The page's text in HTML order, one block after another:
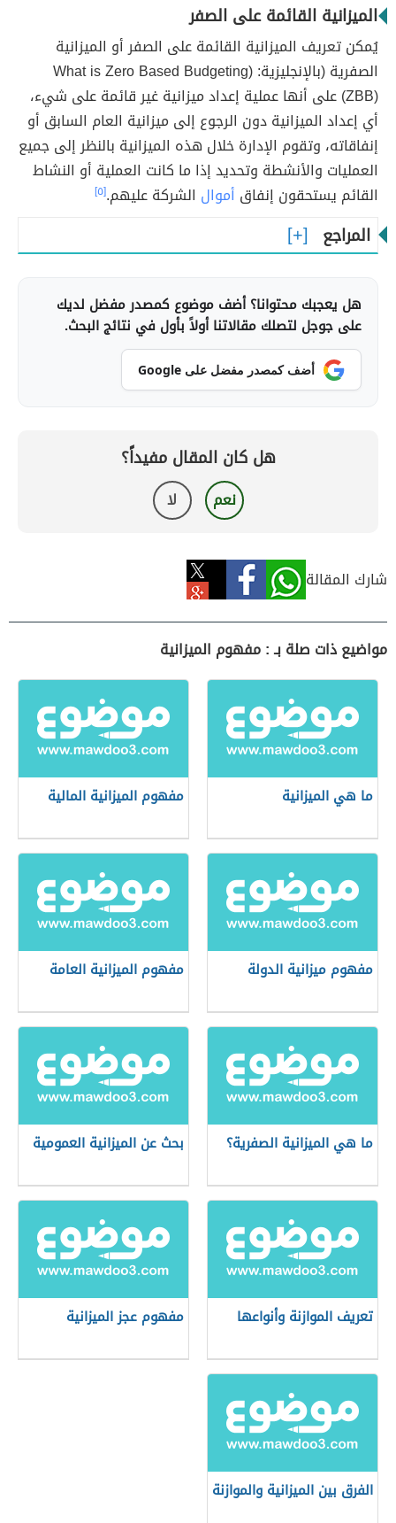
الميزانية القائمة على الصفر
يُمكن تعريف الميزانية القائمة على الصفر أو الميزانية
الصفرية (بالإنجليزية: (What is Zero Based Budgeting
(ZBB) على أنها عملية إعداد ميزانية غير قائمة على شيء،
أي إعداد الميزانية دون الرجوع إلى ميزانية العام السابق أو
إنفاقاته، وتقوم الإدارة خلال هذه الميزانية بالنظر إلى جميع
العمليات والأنشطة وتحديد إذا ما كانت العملية أو النشاط
القائم يستحقون إنفاق أموال الشركة عليهم.[٥]
المراجع
هل يعجبك محتوانا؟ أضف موضوع كمصدر مفضل لديك
على جوجل لتصلك مقالاتنا أولاً بأول في نتائج البحث.
أضف كمصدر مفضل على Google
هل كان المقال مفيداً؟
نعم لا
شارك المقالة
مواضيع ذات صلة بـ : مفهوم الميزانية
ما هي الميزانية مفهوم الميزانية المالية
مفهوم ميزانية الدولة مفهوم الميزانية العامة
ما هي الميزانية الصفرية؟ بحث عن الميزانية العمومية
تعريف الموازنة وأنواعها مفهوم عجز الميزانية
الفرق بين الميزانية والموازنة